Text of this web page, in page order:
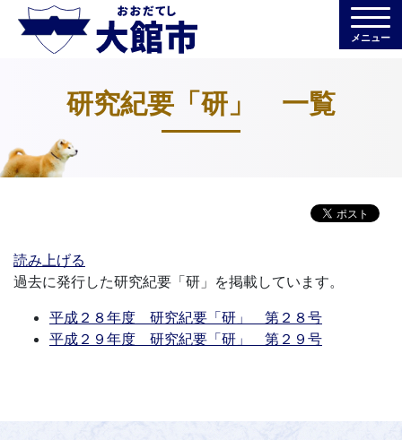
メニュー
研究紀要「研」 一覧
読み上げる
過去に発行した研究紀要「研」を掲載しています。
平成２８年度 研究紀要「研」 第２８号
平成２９年度 研究紀要「研」 第２９号